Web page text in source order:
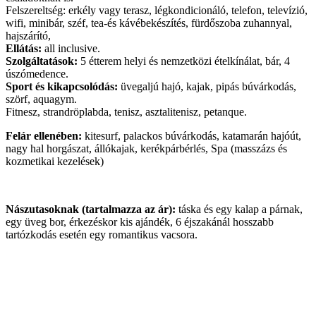
Felszereltség: erkély vagy terasz, légkondicionáló, telefon, televízió,
wifi, minibár, széf, tea-és kávébekészítés, fürdőszoba zuhannyal,
hajszárító,
Ellátás: all inclusive.
Szolgáltatások: 5 étterem helyi és nemzetközi ételkínálat, bár, 4
úszómedence.
Sport és kikapcsolódás: üvegaljú hajó, kajak, pipás búvárkodás,
szörf, aquagym.
Fitnesz, strandröplabda, tenisz, asztalitenisz, petanque.
Felár ellenében: kitesurf, palackos búvárkodás, katamarán hajóút,
nagy hal horgászat, állókajak, kerékpárbérlés, Spa (masszázs és
kozmetikai kezelések)
Nászutasoknak (tartalmazza az ár): táska és egy kalap a párnak,
egy üveg bor, érkezéskor kis ajándék, 6 éjszakánál hosszabb
tartózkodás esetén egy romantikus vacsora.